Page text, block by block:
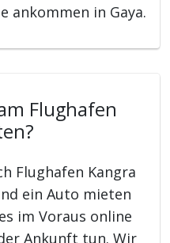
ankommen in Gaya.
Flughafen
Flughafen Kangra
ein Auto mieten
im Voraus online
Ankunft tun. Wir